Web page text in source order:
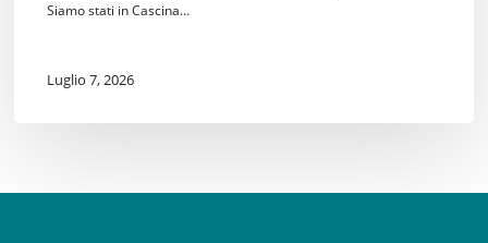
Siamo stati in Cascina…
Luglio 7, 2026